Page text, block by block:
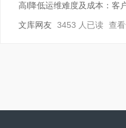
高l降低运维难度及成本：客
业虚拟数据中心（EvDC）
文库网友 3453 人已读 查